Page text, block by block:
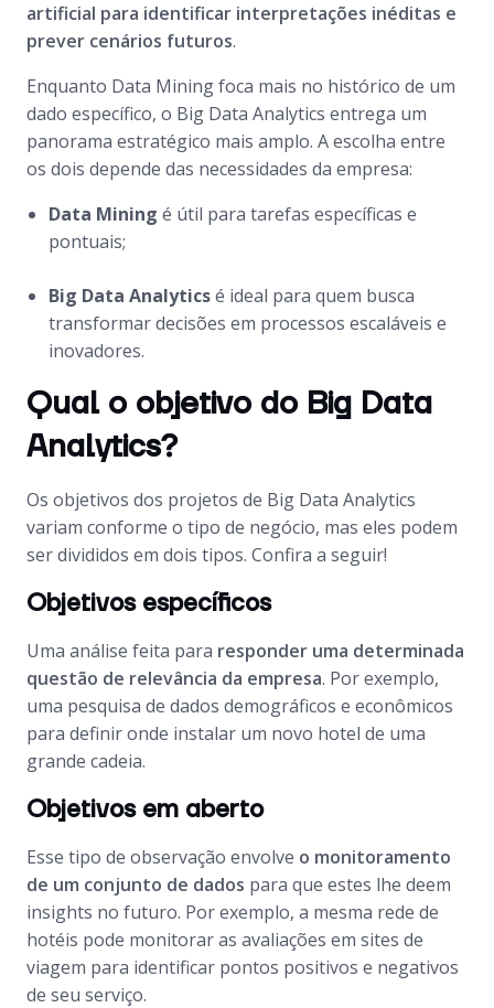
artificial para identificar interpretações inéditas e
prever cenários futuros.
Enquanto Data Mining foca mais no histórico de um
dado específico, o Big Data Analytics entrega um
panorama estratégico mais amplo. A escolha entre
os dois depende das necessidades da empresa:
Data Mining é útil para tarefas específicas e
pontuais;
Big Data Analyticsé ideal para quem busca
transformar decisões em processos escaláveis e
inovadores.
Qual o objetivo do Big Data
Analytics?
Os objetivos dos projetos de Big Data Analytics
variam conforme o tipo de negócio, mas eles podem
ser divididos em dois tipos. Confira a seguir!
Objetivos específicos
Uma análise feita para responder uma determinada
questão de relevância da empresa. Por exemplo,
uma pesquisa de dados demográficos e econômicos
para definir onde instalar um novo hotel de uma
grande cadeia.
Objetivos em aberto
Esse tipo de observação envolve o monitoramento
de um conjunto de dados para que estes lhe deem
insights no futuro. Por exemplo, a mesma rede de
hotéis pode monitorar as avaliações em sites de
viagem para identificar pontos positivos e negativos
de seu serviço.